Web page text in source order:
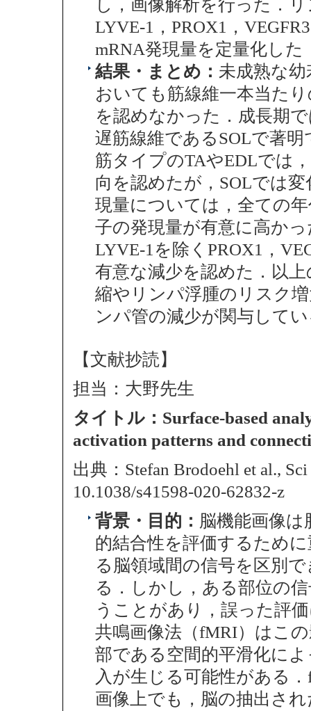
し，画像解析を行った．
LYVE-1，PROX1，
mRNA発現量を定量化した
結果・まとめ： 未成熟な
おいても筋線維一本当た
を認めなかった．成長期
遅筋線維であるSOLで著
筋タイプのTAやEDLでは
向を認めたが，SOLでは
現量については，全ての
子の発現量が有意に高か
LYVE-1を除くPROX1，
有意な減少を認めた．以
縮やリンパ浮腫のリスク
ンパ管の減少が関与して
【文献抄読】
担当：大野先生
タイトル：Surface-based
activation patterns and
出典：Stefan Brodoehl et al.,
10.1038/s41598-020-62832-z
背景・目的： 脳機能画像は
的結合性を評価するため
る脳領域間の信号を区別
る．しかし，ある部位の
うことがあり，誤った評
共鳴画像法（fMRI）はこ
部である空間的平滑化に
入が生じる可能性がある
画像上でも，脳の抽出さ